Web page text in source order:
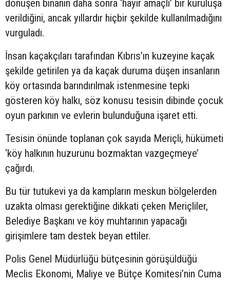
dönüşen binanın daha sonra ‘hayır amaçlı’ bir kuruluşa
verildiğini, ancak yıllardır hiçbir şekilde kullanılmadığını
vurguladı.
İnsan kaçakçıları tarafından Kıbrıs’ın kuzeyine kaçak
şekilde getirilen ya da kaçak duruma düşen insanların
köy ortasında barındırılmak istenmesine tepki
gösteren köy halkı, söz konusu tesisin dibinde çocuk
oyun parkının ve evlerin bulunduğuna işaret etti.
Tesisin önünde toplanan çok sayıda Meriçli, hükümeti
‘köy halkının huzurunu bozmaktan vazgeçmeye’
çağırdı.
Bu tür tutukevi ya da kampların meskun bölgelerden
uzakta olması gerektiğine dikkati çeken Meriçliler,
Belediye Başkanı ve köy muhtarının yapacağı
girişimlere tam destek beyan ettiler.
Polis Genel Müdürlüğü bütçesinin görüşüldüğü
Meclis Ekonomi, Maliye ve Bütçe Komitesi’nin Cuma